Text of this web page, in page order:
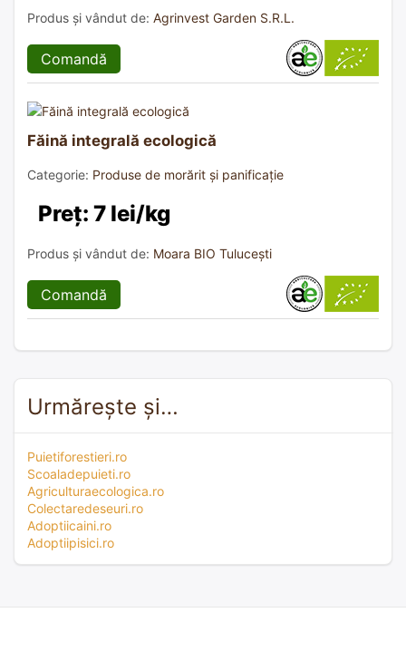
Produs și vândut de: Agrinvest Garden S.R.L.
Comandă
Făină integrală ecologică
Categorie: Produse de morărit și panificație
Preț: 7 lei/kg
Produs și vândut de: Moara BIO Tulucești
Comandă
Urmărește și…
Puietiforestieri.ro
Scoaladepuieti.ro
Agriculturaecologica.ro
Colectaredeseuri.ro
Adoptiicaini.ro
Adoptiipisici.ro